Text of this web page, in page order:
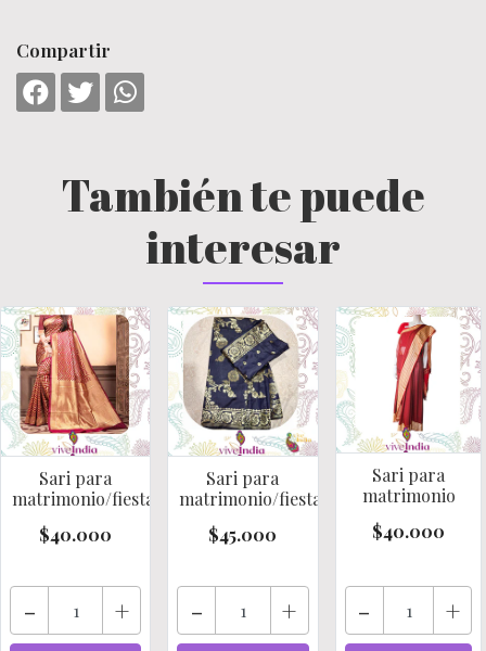
Compartir
También te puede
interesar
Sari para
matrimonio/fiestas/cere..
$40.000
- +
Sari para
matrimonio/fiestas/cere..
$45.000
- +
Sari para
matrimonio
$40.000
- +